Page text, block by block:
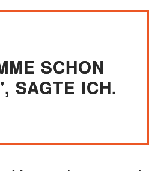
SCHON
SAGTE ICH.